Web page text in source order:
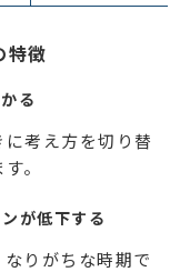
特徴
る
考え方を切り替
。
が低下する
りがちな時期で